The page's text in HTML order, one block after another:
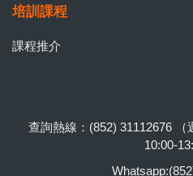
培訓課程
課程推介
查詢熱線：(852) 31112676
10:00-